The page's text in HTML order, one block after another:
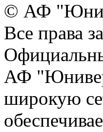
© АФ
Все права
АФ
широкую